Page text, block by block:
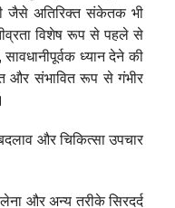
जैसे अतिरिक्त संकेतक भी
विशेष रूप से पहले से
सावधानीपूर्वक ध्यान देने की
और संभावित रूप से गंभीर
और चिकित्सा उपचार
और अन्य तरीके सिरदर्द